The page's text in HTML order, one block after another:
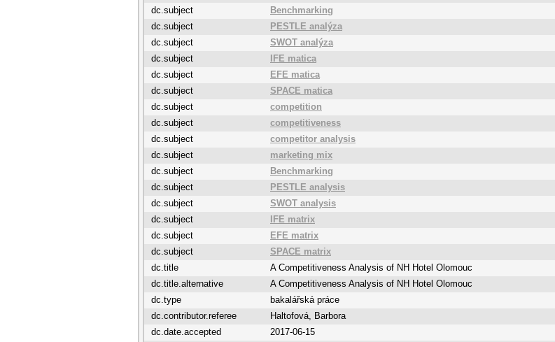
dc.subject
Benchmarking
dc.subject
PESTLE analýza
dc.subject
SWOT analýza
dc.subject
IFE matica
dc.subject
EFE matica
dc.subject
SPACE matica
dc.subject
competition
dc.subject
competitiveness
dc.subject
competitor analysis
dc.subject
marketing mix
dc.subject
Benchmarking
dc.subject
PESTLE analysis
dc.subject
SWOT analysis
dc.subject
IFE matrix
dc.subject
EFE matrix
dc.subject
SPACE matrix
dc.title
A Competitiveness Analysis of NH Hotel Olomouc
dc.title.alternative
A Competitiveness Analysis of NH Hotel Olomouc
dc.type
bakalářská práce
dc.contributor.referee
Haltofová, Barbora
dc.date.accepted
2017-06-15